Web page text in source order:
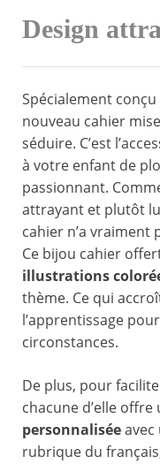
Design
Spécialement
nouveau cahier
séduire. C’est
à votre enfant de
passionnant.
attrayant et plutôt
cahier n’a vraiment
Ce bijou cahier
illustrations
thème. Ce qui
l’apprentissage
circonstances.
De plus, pour
chacune d’elle offre
personnaliséeavec
rubrique du